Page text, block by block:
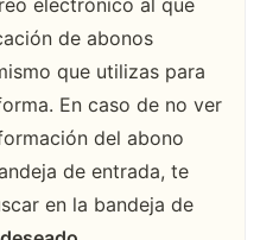
de abonos
que utilizas para
En caso de no ver
del abono
de entrada, te